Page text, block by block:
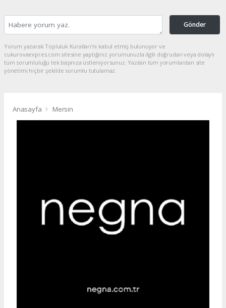
Gönder
Yorum yazarak Topluluk Kuralları’nı kabul etmiş bulunuyor ve
cukurovaexpres.com sitesine yaptığınız yorumunuzla ilgili doğrudan veya dolaylı
tüm sorumluluğu tek başınıza üstleniyorsunuz. Yazılan tüm yorumlardan site
yönetimi hiçbir şekilde sorumlu tutulamaz.
Anasayfa Mersin